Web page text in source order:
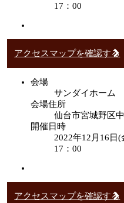
17：00
アクセスマップを確認する
会場
サンダイホーム
会場住所
仙台市宮城野区
開催日時
2022年12月16日
17：00
アクセスマップを確認する